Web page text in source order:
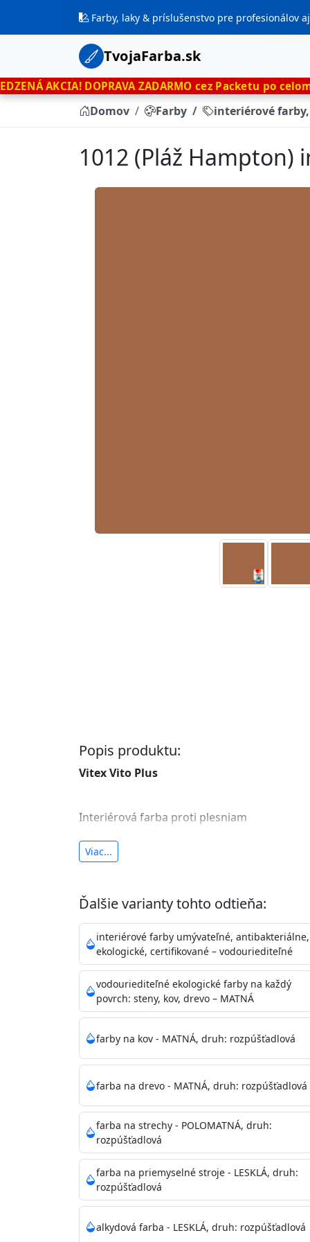
Farby, laky & príslušenstvo pre profesionálov
TvojaFarba.sk
DOPRAVA ZADARMO cez Packetu po celom Slovensku
Domov Farby interiérové
1012 (Pláž
Popis produktu:
Vitex Vito Plus
Interiérová farba proti plesniam
antibakteriálna a umývateľná
Je interiérová protiplesňová farba s iónmi
znižuje (o 99,9%) množstvo baktérií na
vysokými nárokmi na hygienickú
sály, potravinárske priestory, detské
vhodná aj do bežných priestorov.Je plne
zachovaní priedušnosti vodných pár z
vysokú výdatnosť a výborný rozliv. Je
Odtieň: Biela + je možné tónovať podľa RAL,
Informácie k aplikácií
Pred použitím farbu narieďte do 10%
vrstvu štetcom, valčekom alebo
4hod/23°C je možné aplikovať ďalšiu
teplotou sa doba schnutia predlžuje.
Neaplikujte pri teplote pod 5°C a nad
Viac...
Ďalšie varianty tohto odtieňa:
interiérové farby umývateľné, antibakteriálne,
ekologické, certifikované – vodouriediteľné
vodouriediteľné ekologické farby na každý
povrch: steny, kov, drevo – MATNÁ
farby na kov - MATNÁ, druh: rozpúšťadlová
farba na drevo - MATNÁ, druh: rozpúšťadlová
farba na strechy - POLOMATNÁ, druh:
rozpúšťadlová
farba na priemyselné stroje - LESKLÁ, druh:
rozpúšťadlová
alkydová farba - LESKLÁ, druh: rozpúšťadlová